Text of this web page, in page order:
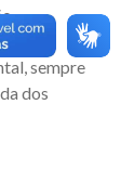
o
sempre
dos